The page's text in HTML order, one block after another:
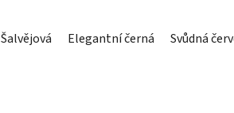
Šalvějová Elegantní černá Svůdná